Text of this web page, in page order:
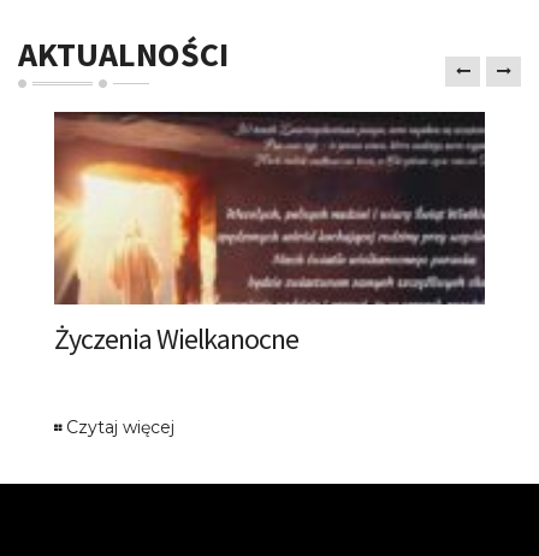
AKTUALNOŚCI
Życzenia Wielkanocne
Czytaj więcej